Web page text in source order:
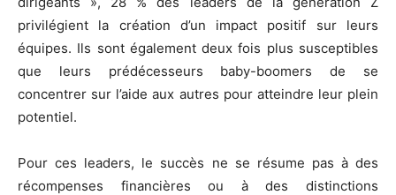
privilégient la création d’un impact positif sur leurs
équipes. Ils sont également deux fois plus susceptibles
que leurs prédécesseurs baby-boomers de se
concentrer sur l’aide aux autres pour atteindre leur plein
potentiel.
Pour ces leaders, le succès ne se résume pas à des
récompenses financières ou à des distinctions